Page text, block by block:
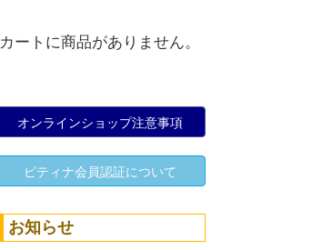
カートに商品がありません。
オンラインショップ注意事項
ピティナ会員認証について
お知らせ